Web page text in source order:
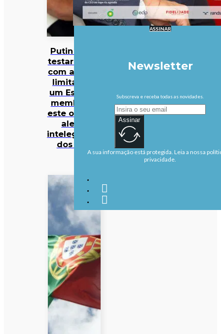
Putin pode
testar NATO
com ataque
limitado a
um Estado-
membro já
este outono,
alerta
intelegência
dos EUA
ASSINAR
Newsletter
Subscreva e receba todas as novidades.
Assinar
A sua informação está protegida. Leia a nossa
privacidade.